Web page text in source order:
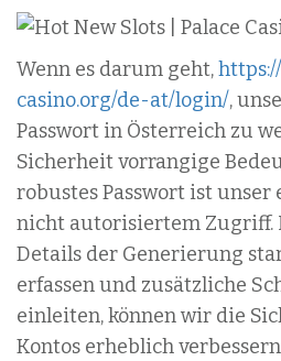
Wenn es darum geht,
casino.org/de-at/login/,
Passwort in Österreich zu
Sicherheit vorrangige
robustes Passwort ist unser
nicht autorisiertem Zugriff.
Details der Generierung
erfassen und zusätzliche
einleiten, können wir die
Kontos erheblich